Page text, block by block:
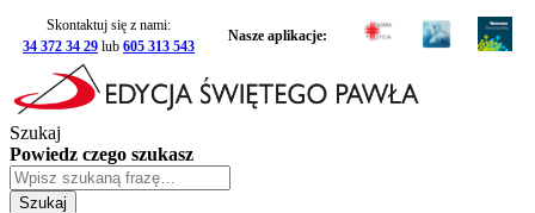
Skontaktuj się z nami:
34 372 34 29 lub 605 313 543
Nasze aplikacje:
Szukaj
Powiedz czego szukasz
Szukaj